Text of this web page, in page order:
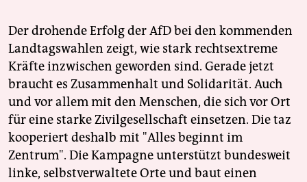
Der drohende Erfolg der AfD bei den kommenden
Landtagswahlen zeigt, wie stark rechtsextreme
Kräfte inzwischen geworden sind. Gerade jetzt
braucht es Zusammenhalt und Solidarität. Auch
und vor allem mit den Menschen, die sich vor Ort
für eine starke Zivilgesellschaft einsetzen. Die taz
kooperiert deshalb mit "Alles beginnt im
Zentrum". Die Kampagne unterstützt bundesweit
linke, selbstverwaltete Orte und baut einen